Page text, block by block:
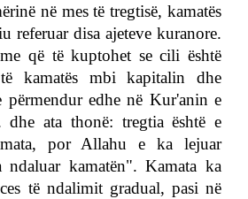
në mes të tregtisë, kamatës
referuar disa ajeteve kuranore.
që të kuptohet se cili është
kamatës mbi kapitalin dhe
përmendur edhe në Kur'anin e
dhe ata thonë: tregtia është e
por Allahu e ka lejuar
kamatën". Kamata ka
të ndalimit gradual, pasi në